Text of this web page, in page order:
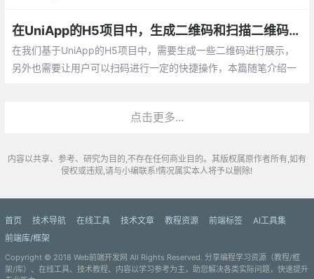
的呢？
在UniApp的H5项目中，生成二维码和扫描二维码的操作处理
在我们基于UniApp的H5项目中，需要生成一些二维码进行展示，
另外也需要让用户可以扫码进行一定的快捷操作，本篇随笔介绍一
点击更多...
内容以共享、参考、研究为目的,不存在任何商业目的。其版权属原作者所有,如有
侵权或违规,请与小编联系!情况属实本人将予以删除!
首页 技术导航 在线工具 技术文章 教程资源 前端标签
AI工具集
前端库/框架